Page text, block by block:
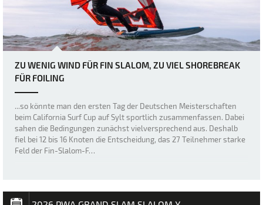
ZU WENIG WIND FÜR FIN SLALOM, ZU VIEL SHOREBREAK
FÜR FOILING
...so könnte man den ersten Tag der Deutschen Meisterschaften
beim California Surf Cup auf Sylt sportlich zusammenfassen. Dabei
sahen die Bedingungen zunächst vielversprechend aus. Deshalb
fiel bei 12 bis 16 Knoten die Entscheidung, das 27 Teilnehmer starke
Feld der Fin-Slalom-F…